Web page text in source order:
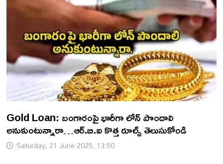
Gold Loan: బంగారంపై భారీగా లోన్ పొందాలి
అనుకుంటున్నారా…ఆర్.బి.ఐ కొత్త రూల్స్ తెలుసుకోండి
Saturday, 21 June 2025, 13:50